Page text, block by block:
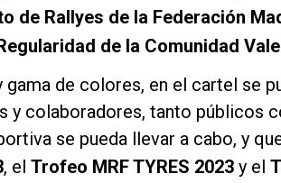
de Rallyes de la Federación
de la Comunidad
gama de colores, en el cartel se
y colaboradores, tanto públicos
se pueda llevar a cabo, y
, el Trofeo MRF TYRES 2023 y el